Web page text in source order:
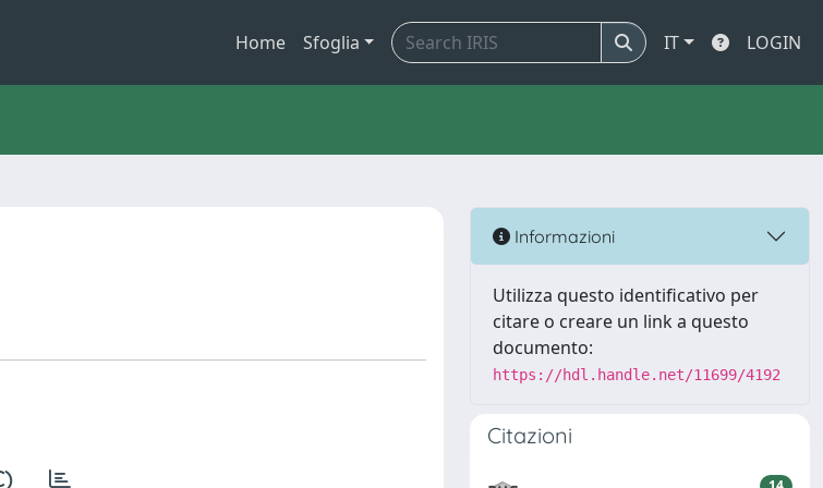
Home Sfoglia IT LOGIN
Informazioni
Utilizza questo identificativo per
citare o creare un link a questo
documento:
https://hdl.handle.net/11699/4192
Citazioni